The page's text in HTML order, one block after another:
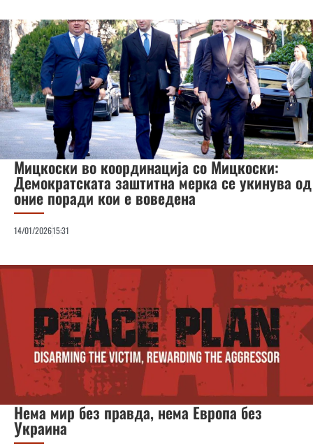
Мицкоски во координација со Мицкоски:
Демократската заштитна мерка се укинува од
оние поради кои е воведена
14/01/202615:31
Нема мир без правда, нема Европа без
Украина